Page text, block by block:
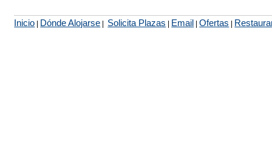
Inicio Dónde Alojarse Solicita Plazas Email |Ofertas